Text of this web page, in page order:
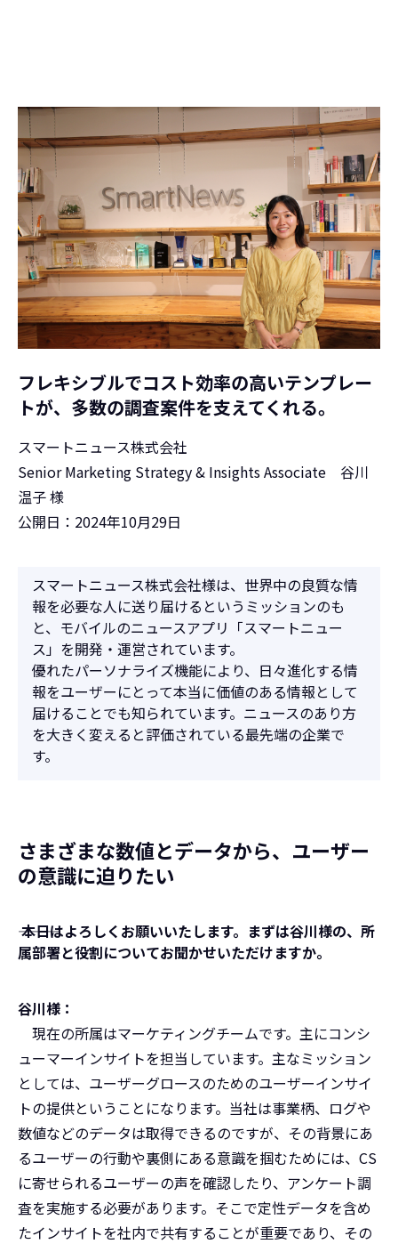
フレキシブルでコスト効率の高いテンプレー
トが、多数の調査案件を支えてくれる。
スマートニュース株式会社
Senior Marketing Strategy & Insights Associate 谷川
温子 様
公開日：2024年10月29日
スマートニュース株式会社様は、世界中の良質な情
報を必要な人に送り届けるというミッションのも
と、モバイルのニュースアプリ「スマートニュー
ス」を開発・運営されています。
優れたパーソナライズ機能により、日々進化する情
報をユーザーにとって本当に価値のある情報として
届けることでも知られています。ニュースのあり方
を大きく変えると評価されている最先端の企業で
す。
さまざまな数値とデータから、ユーザー
の意識に迫りたい
――― 本日はよろしくお願いいたします。まずは谷川様の、所
属部署と役割についてお聞かせいただけますか。
谷川様：
現在の所属はマーケティングチームです。主にコンシ
ューマーインサイトを担当しています。主なミッション
としては、ユーザーグロースのためのユーザーインサイ
トの提供ということになります。当社は事業柄、ログや
数値などのデータは取得できるのですが、その背景にあ
るユーザーの行動や裏側にある意識を掴むためには、CS
に寄せられるユーザーの声を確認したり、アンケート調
査を実施する必要があります。そこで定性データを含め
たインサイトを社内で共有することが重要であり、その